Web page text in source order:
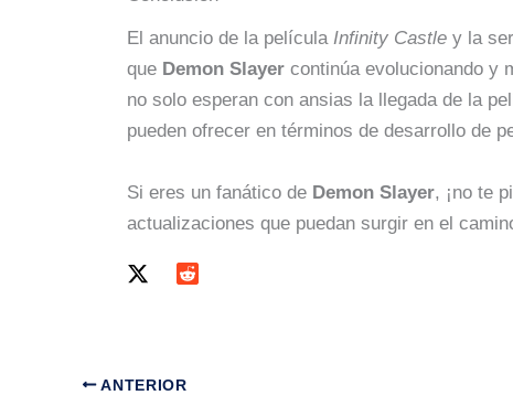
El anuncio de la película Infinity Castley la
que Demon Slayercontinúa evolucionando y
no solo esperan con ansias la llegada de la
pueden ofrecer en términos de desarrollo de
Si eres un fanático de Demon Slayer, ¡no te
actualizaciones que puedan surgir en el
ANTERIOR